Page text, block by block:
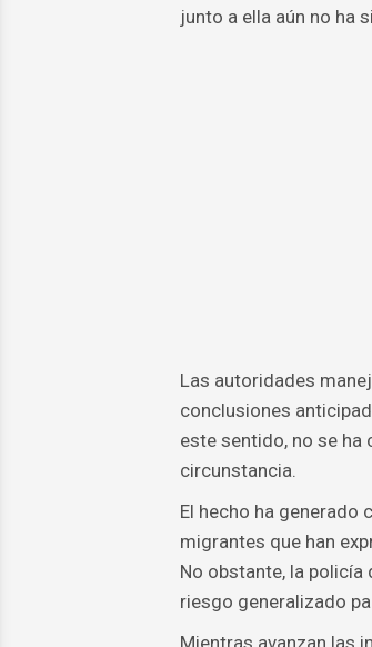
junto a ella aún no ha
Las autoridades
conclusiones
este sentido, no se
circunstancia.
El hecho ha generado
migrantes que han
No obstante, la policía
riesgo generalizado